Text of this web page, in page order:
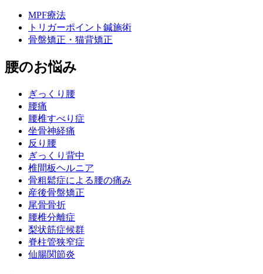
MPF療法
トリガーポイント鍼施術
骨盤矯正・猫背矯正
腰のお悩み
ぎっくり腰
腰痛
腰椎すべり症
坐骨神経痛
反り腰
ぎっくり背中
椎間板ヘルニア
骨粗鬆症による腰の痛み
産後骨盤矯正
尾骨骨折
腰椎分離症
梨状筋症候群
脊柱管狭窄症
仙腸関節炎